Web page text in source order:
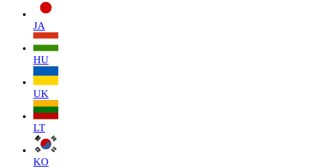
JA
HU
UK
LT
KO